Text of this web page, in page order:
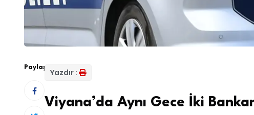
Paylaş:
Yazdır :
Viyana’da Aynı Gece İki